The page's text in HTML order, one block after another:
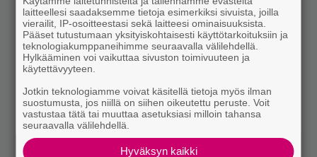
laitteellesi saadaksemme tietoja esimerkiksi sivuista, joilla
vierailit, IP-osoitteestasi sekä laitteesi ominaisuuksista.
Pääset tutustumaan yksityiskohtaisesti käyttötarkoituksiin ja
teknologiakumppaneihimme seuraavalla välilehdellä.
Hylkääminen voi vaikuttaa sivuston toimivuuteen ja
käytettävyyteen.
Jotkin teknologiamme voivat käsitellä tietoja myös ilman
suostumusta, jos niillä on siihen oikeutettu peruste. Voit
vastustaa tätä tai muuttaa asetuksiasi milloin tahansa
seuraavalla välilehdellä.
Hyväksyn kaikki